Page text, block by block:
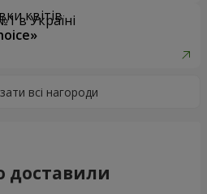
квітів
доставили